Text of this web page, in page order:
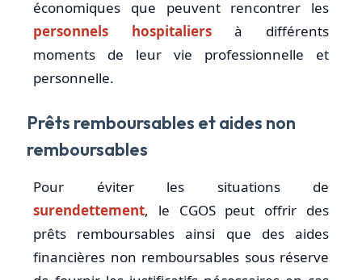
économiques que peuvent rencontrer les
personnels hospitaliersà différents
moments de leur vie professionnelle et
personnelle.
Prêts remboursables et aides non
remboursables
Pour éviter les situations de
surendettement, le CGOS peut offrir des
prêts remboursables ainsi que des aides
financières non remboursables sous réserve